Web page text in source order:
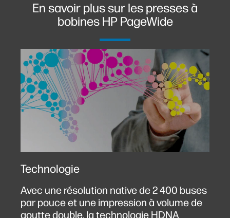
En savoir plus sur les presses à
bobines HP PageWide
Technologie
Avec une résolution native de 2 400 buses
par pouce et une impression à volume de
goutte double, la technologie HDNA